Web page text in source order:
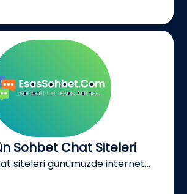
Sohbet Chat Siteleri
siteleri günümüzde internet...